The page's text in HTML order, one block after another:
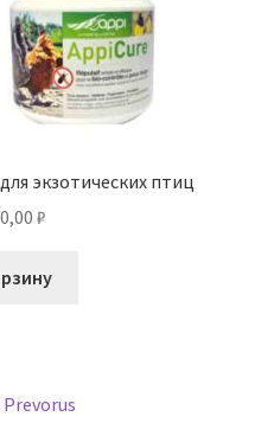
экзотических птиц
₽